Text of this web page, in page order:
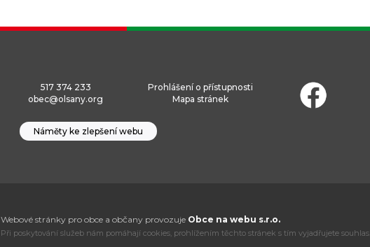
517 374 233
obec@olsany.org
Prohlášení o přístupnosti
Mapa stránek
Náměty ke zlepšení webu
Webové stránky pro obce a občany provozuje Obce na webu s.r.o.
Při poskytování služeb nám pomáhají cookies, prohlížením těchto stránek s tím vyjadřujete souhlas.